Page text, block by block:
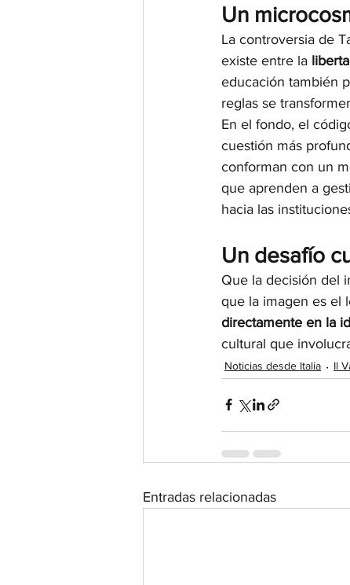
Un
La controversia de
existe entre la
educación también
reglas se
En el fondo, el
cuestión más
conforman con un
que aprenden a
hacia las
Un desafío
Que la decisión del
que la imagen es el
directamente en la
cultural que
Noticias desde Italia Il
Entradas relacionadas